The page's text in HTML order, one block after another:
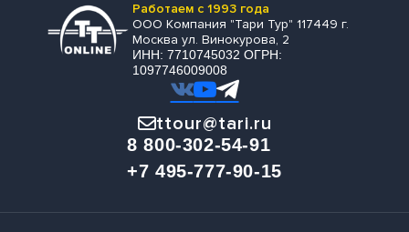
Работаем с 1993 года
ООО Компания "Тари Тур" 117449 г.
Москва ул. Винокурова, 2
ИНН: 7710745032 ОГРН:
1097746009008
ttour@tari.ru
8 800-302-54-91
+7 495-777-90-15